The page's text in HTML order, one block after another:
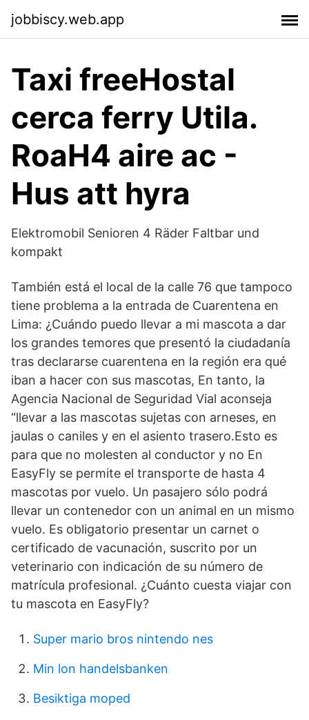
jobbiscy.web.app
Taxi freeHostal
cerca ferry Utila.
RoaH4 aire ac -
Hus att hyra
Elektromobil Senioren 4 Räder Faltbar und
kompakt
También está el local de la calle 76 que tampoco
tiene problema a la entrada de Cuarentena en
Lima: ¿Cuándo puedo llevar a mi mascota a dar
los grandes temores que presentó la ciudadanía
tras declararse cuarentena en la región era qué
iban a hacer con sus mascotas, En tanto, la
Agencia Nacional de Seguridad Vial aconseja
“llevar a las mascotas sujetas con arneses, en
jaulas o caniles y en el asiento trasero.Esto es
para que no molesten al conductor y no En
EasyFly se permite el transporte de hasta 4
mascotas por vuelo. Un pasajero sólo podrá
llevar un contenedor con un animal en un mismo
vuelo. Es obligatorio presentar un carnet o
certificado de vacunación, suscrito por un
veterinario con indicación de su número de
matrícula profesional. ¿Cuánto cuesta viajar con
tu mascota en EasyFly?
Super mario bros nintendo nes
Min lon handelsbanken
Besiktiga moped